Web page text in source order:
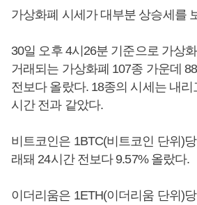
가상화폐 시세가 대부분 상승세를
30일 오후 4시26분 기준으로 가상
거래되는 가상화폐 107종 가운데
전보다 올랐다. 18종의 시세는 내
시간 전과 같았다.
비트코인은 1BTC(비트코인 단위)
래돼 24시간 전보다 9.57% 올랐다.
이더리움은 1ETH(이더리움 단위)